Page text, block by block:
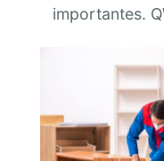
importantes.